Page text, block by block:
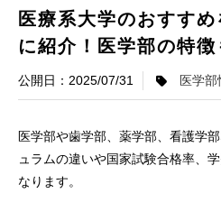
医療系大学のおすす
に紹介！医学部の特
2025/07/31 医学部
医学部や歯学部、薬学部、看護学
ュラムの違いや国家試験合格率、
なります。